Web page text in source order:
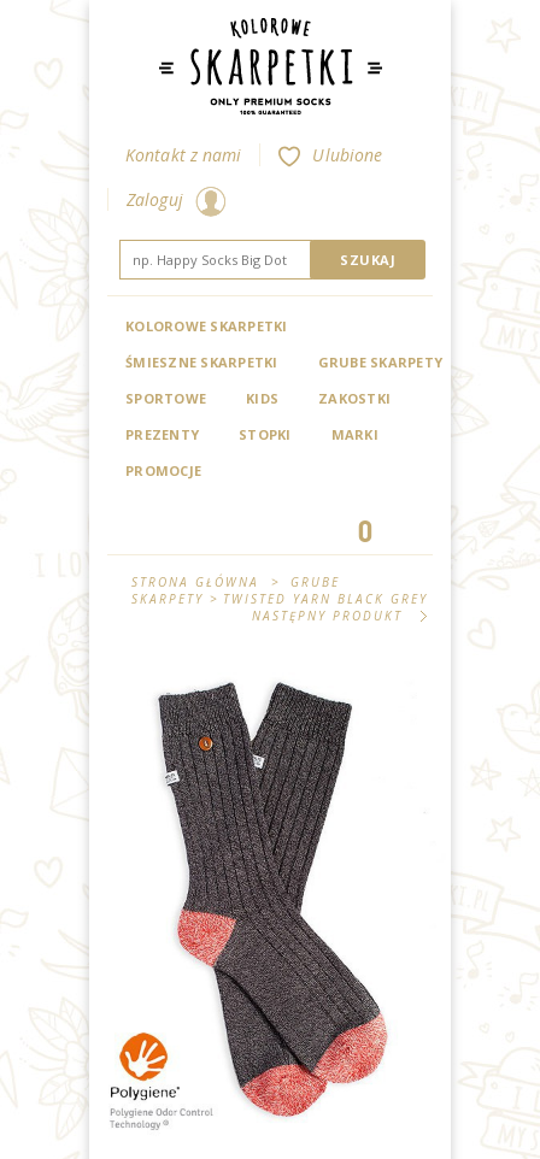
Kontakt z nami
Ulubione
Zaloguj
KOLOROWE SKARPETKI
ŚMIESZNE SKARPETKI
GRUBE SKARPETY
SPORTOWE
KIDS
ZAKOSTKI
PREZENTY
STOPKI
MARKI
PROMOCJE
0
STRONA GŁÓWNA >
GRUBE
SKARPETY > TWISTED YARN BLACK GREY
NASTĘPNY PRODUKT